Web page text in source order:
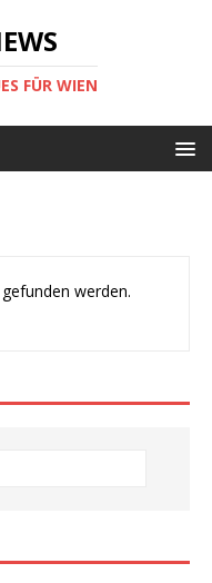
FÜR WIEN
werden.